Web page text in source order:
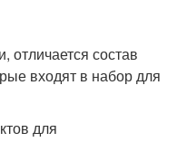
отличается состав
входят в набор для
для